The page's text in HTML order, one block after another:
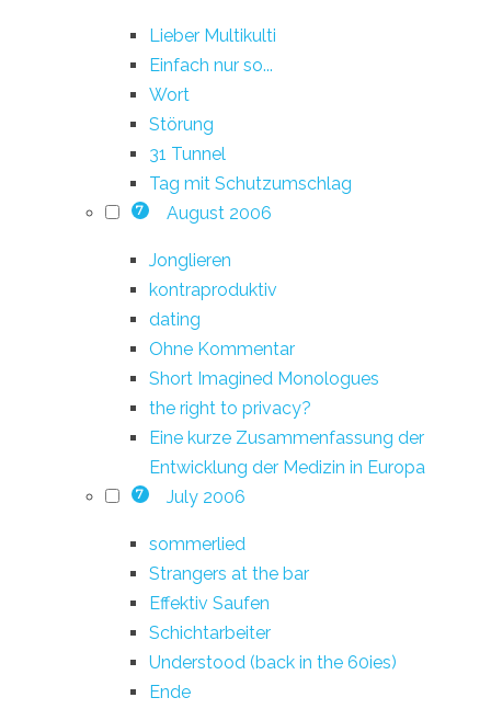
Lieber Multikulti
Einfach nur so...
Wort
Störung
31 Tunnel
Tag mit Schutzumschlag
7 August 2006
Jonglieren
kontraproduktiv
dating
Ohne Kommentar
Short Imagined Monologues
the right to privacy?
Eine kurze Zusammenfassung der
Entwicklung der Medizin in Europa
7 July 2006
sommerlied
Strangers at the bar
Effektiv Saufen
Schichtarbeiter
Understood (back in the 60ies)
Ende